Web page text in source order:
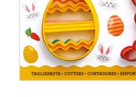
Wyprzedaż
Nowości
Ozdoby na tort weselny